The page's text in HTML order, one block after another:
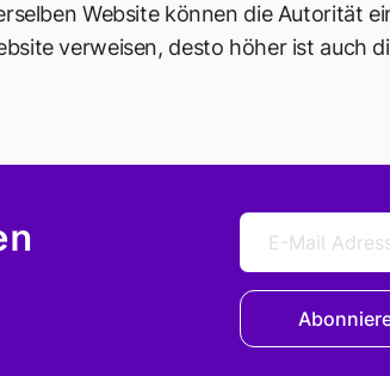
Website können die Autorität
verweisen, desto höher ist auch